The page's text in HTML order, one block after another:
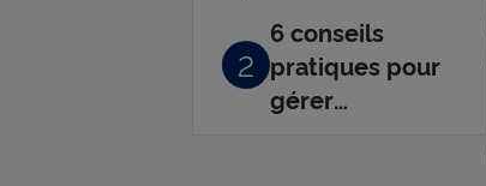
comportements
agressifs ?
2
6 conseils
pratiques pour
gérer